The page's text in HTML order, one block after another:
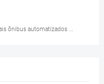
ônibus automatizados ...